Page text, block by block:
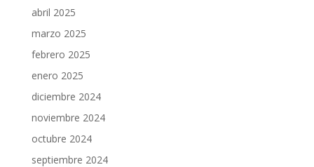
abril 2025
marzo 2025
febrero 2025
enero 2025
diciembre 2024
noviembre 2024
octubre 2024
septiembre 2024